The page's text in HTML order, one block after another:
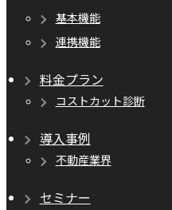
基本機能
連携機能
料金プラン
コストカット診断
導入事例
不動産業界
セミナー